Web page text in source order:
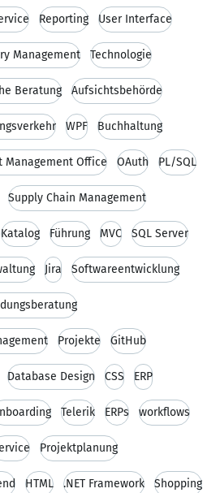
Reporting User Interface
Management Technologie
Beratung Aufsichtsbehörde
WPF Buchhaltung
Management Office OAuth PL/SQL
Supply Chain Management
Katalog Führung MVC SQL Server
Jira Softwareentwicklung
Projekte GitHub
Database Design CSS ERP
Telerik ERPs workflows
Projektplanung
HTML .NET Framework Shopping